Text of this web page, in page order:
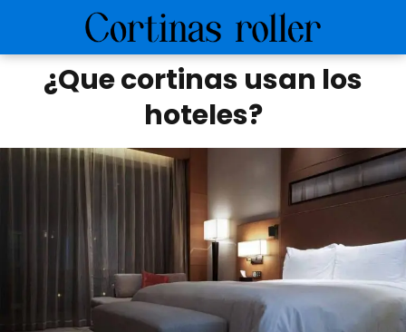
¿Que cortinas usan los
hoteles?